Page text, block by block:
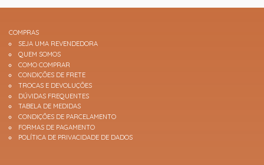
COMPRAS
SEJA UMA REVENDEDORA
QUEM SOMOS
COMO COMPRAR
CONDIÇÕES DE FRETE
TROCAS E DEVOLUÇÕES
DÚVIDAS FREQUENTES
TABELA DE MEDIDAS
CONDIÇÕES DE PARCELAMENTO
FORMAS DE PAGAMENTO
POLÍTICA DE PRIVACIDADE DE DADOS